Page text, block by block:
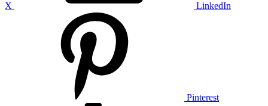
X LinkedIn
Pinterest